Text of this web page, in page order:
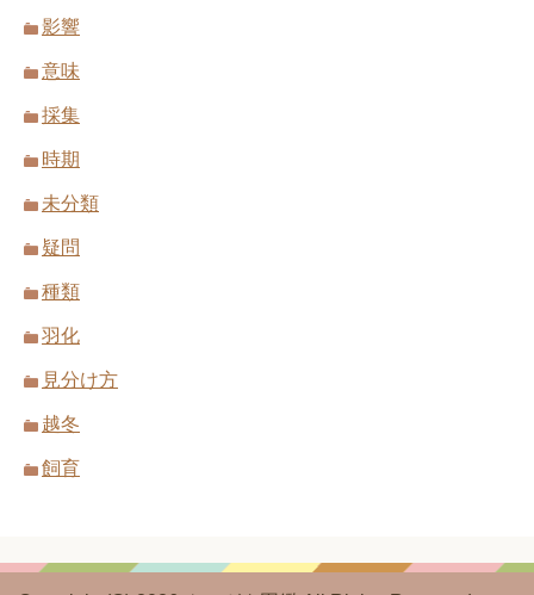
影響
意味
採集
時期
未分類
疑問
種類
羽化
見分け方
越冬
飼育